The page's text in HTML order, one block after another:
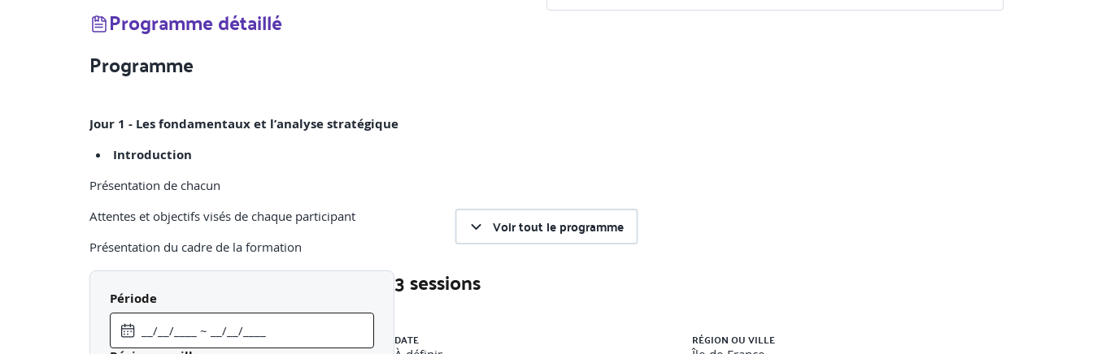
Programme détaillé
Programme
Jour 1 - Les fondamentaux et l’analyse stratégique
Introduction
Présentation de chacun
Attentes et objectifs visés de chaque participant
Présentation du cadre de la formation
Contextualisation des objectifs et des enjeux
Émergence des représentations des participants
Ajustement du contenu du programme de la formation si besoin
Voir tout le programme
Période 3 sessions
DATE RÉGION OU VILLE